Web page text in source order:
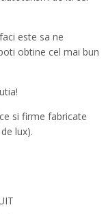
este sa ne
obtine cel mai bun
si firme fabricate
lux).